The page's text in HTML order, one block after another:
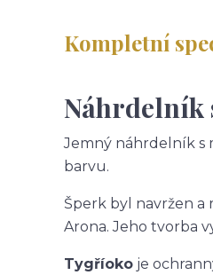
Kompletní
Náhrdelník
Jemný náhrdelník s
barvu.
Šperk byl navržen
Arona. Jeho tvorba
Tygříoko je